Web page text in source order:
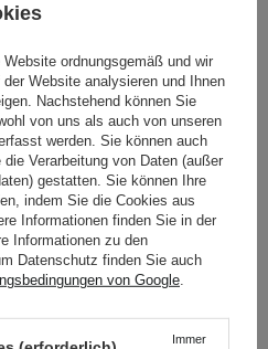
21,95 €
20,85 €
IN DEN WARENKORB
ordnungsgemäß und wir
Website analysieren und Ihnen
Nachstehend können Sie
von uns als auch von unseren
werden. Sie können auch
Verarbeitung von Daten (außer
gestatten. Sie können Ihre
indem Sie die Cookies aus
Informationen finden Sie in der
Informationen zu den
Datenschutz finden Sie auch
von Google
Immer